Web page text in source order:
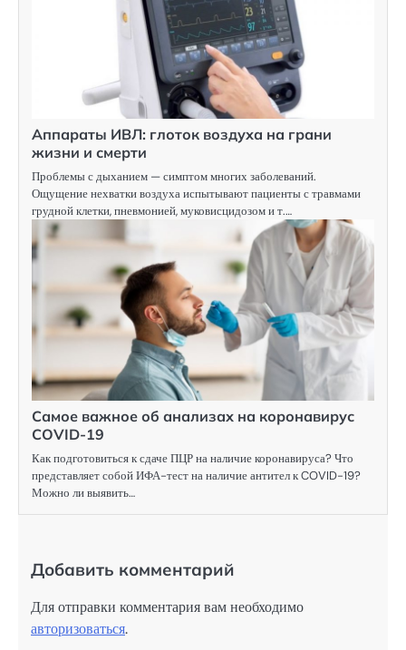
Аппараты ИВЛ: глоток воздуха на грани
жизни и смерти
Проблемы с дыханием — симптом многих заболеваний.
Ощущение нехватки воздуха испытывают пациенты с травмами
грудной клетки, пневмонией, муковисцидозом и т.…
Самое важное об анализах на коронавирус
COVID-19
Как подготовиться к сдаче ПЦР на наличие коронавируса? Что
представляет собой ИФА-тест на наличие антител к COVID-19?
Можно ли выявить…
Добавить комментарий
Для отправки комментария вам необходимо
авторизоваться.